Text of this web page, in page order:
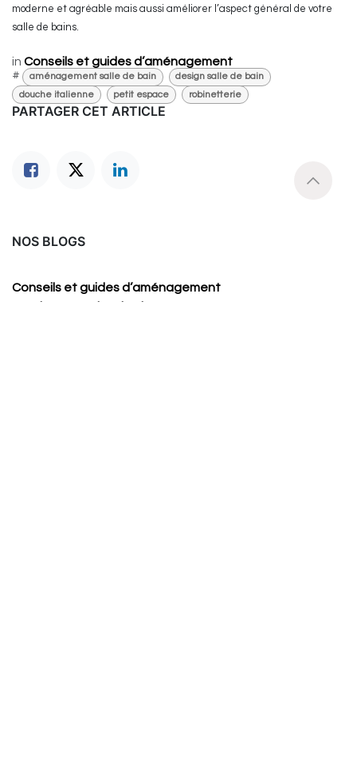
moderne et agréable mais aussi améliorer l’aspect général de votre
salle de bains.
in Conseils et guides d’aménagement
#
aménagement salle de bain
design salle de bain
douche italienne
petit espace robinetterie
PARTAGER CET ARTICLE
NOS BLOGS
Conseils et guides d’aménagement